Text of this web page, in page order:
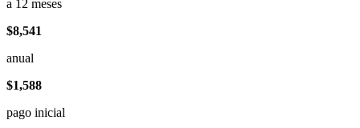
a 12 meses
$8,541
anual
$1,588
pago inicial